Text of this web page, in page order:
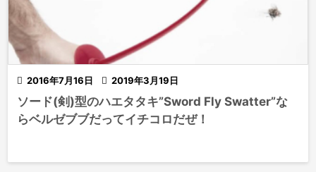
 2016年7月16日  2019年3月19日
ソード(剣)型のハエタタキ”Sword Fly Swatter”な
らベルゼブブだってイチコロだぜ！